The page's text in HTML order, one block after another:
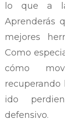
lo que a
Aprenderás
mejores
Como
cómo
ido
defensivo.